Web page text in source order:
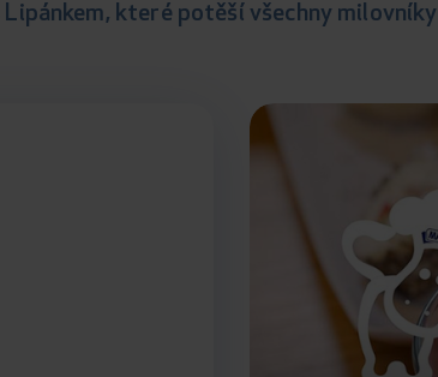
Lipánkem, které potěší všechny